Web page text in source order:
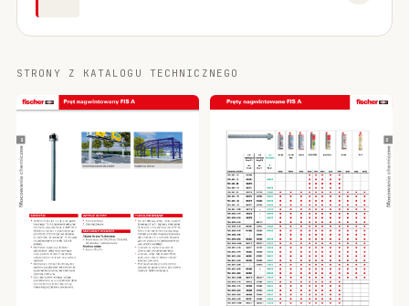
STRONY Z KATALOGU TECHNICZNEGO